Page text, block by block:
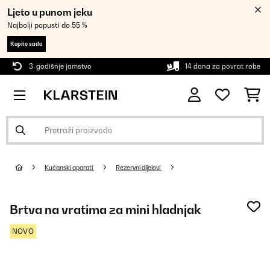
Ljeto u punom jeku
Najbolji popusti do 55 %
Kupite sada
3-godišnje jamstvo 14 dana za povrat robe
Kućanski aparati Rezervni dijelovi
Brtva na vratima za mini hladnjak
NOVO